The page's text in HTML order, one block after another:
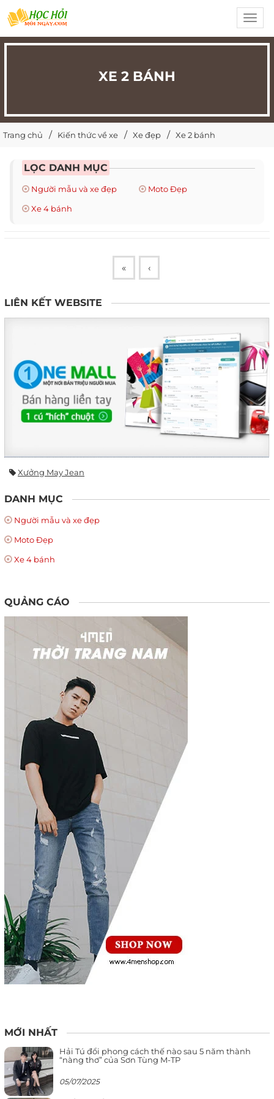
XE 2 BÁNH
Trang chủ Kiến thức về xe Xe đẹp Xe 2 bánh
LỌC DANH MỤC
Người mẫu và xe đẹp
Moto Đẹp
Xe 4 bánh
« ‹
LIÊN KẾT WEBSITE
Xưởng May Jean
DANH MỤC
Người mẫu và xe đẹp
Moto Đẹp
Xe 4 bánh
QUẢNG CÁO
MỚI NHẤT
Hải Tú đổi phong cách thế nào sau 5 năm thành
“nàng thơ” của Sơn Tùng M-TP
05/07/2025